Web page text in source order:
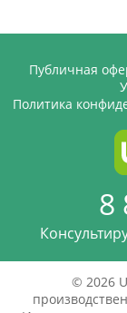
Публичная
Политика
8
© 2026